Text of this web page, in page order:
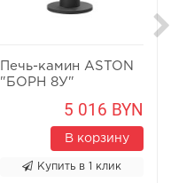
Печь-камин ASTON
"БОРН 8У"
5 016 BYN
В корзину
Купить в 1 клик